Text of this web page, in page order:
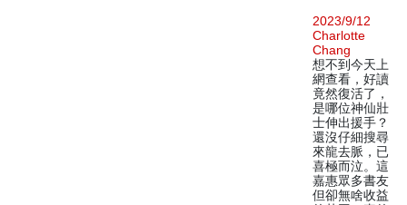
2023/9/12
Charlotte
Chang
想不到今天上
網查看，好讀
竟然復活了，
是哪位神仙壯
士伸出援手？
還沒仔細搜尋
來龍去脈，已
喜極而泣。這
嘉惠眾多書友
但卻無啥收益